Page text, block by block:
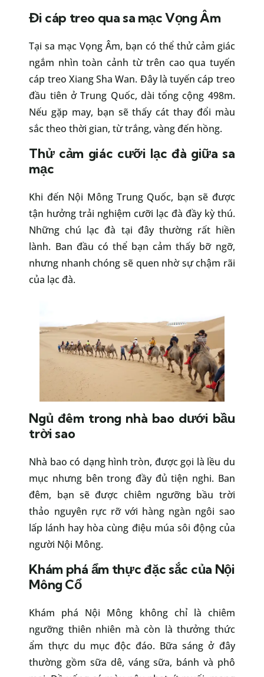
Đi cáp treo qua sa mạc Vọng Âm
Tại sa mạc Vọng Âm, bạn có thể thử cảm giác
ngắm nhìn toàn cảnh từ trên cao qua tuyến
cáp treo Xiang Sha Wan. Đây là tuyến cáp treo
đầu tiên ở Trung Quốc, dài tổng cộng 498m.
Nếu gặp may, bạn sẽ thấy cát thay đổi màu
sắc theo thời gian, từ trắng, vàng đến hồng.
Thử cảm giác cưỡi lạc đà giữa sa
mạc
Khi đến Nội Mông Trung Quốc, bạn sẽ được
tận hưởng trải nghiệm cưỡi lạc đà đầy kỳ thú.
Những chú lạc đà tại đây thường rất hiền
lành. Ban đầu có thể bạn cảm thấy bỡ ngỡ,
nhưng nhanh chóng sẽ quen nhờ sự chậm rãi
của lạc đà.
Ngủ đêm trong nhà bao dưới bầu
trời sao
Nhà bao có dạng hình tròn, được gọi là lều du
mục nhưng bên trong đầy đủ tiện nghi. Ban
đêm, bạn sẽ được chiêm ngưỡng bầu trời
thảo nguyên rực rỡ với hàng ngàn ngôi sao
lấp lánh hay hòa cùng điệu múa sôi động của
người Nội Mông.
Khám phá ẩm thực đặc sắc của Nội
Mông Cổ
Khám phá Nội Mông không chỉ là chiêm
ngưỡng thiên nhiên mà còn là thưởng thức
ẩm thực du mục độc đáo. Bữa sáng ở đây
thường gồm sữa dê, váng sữa, bánh và phô